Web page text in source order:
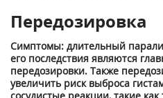
Передозировка
Симптомы: длительный
его последствия являются
передозировки. Также
увеличить риск выброса